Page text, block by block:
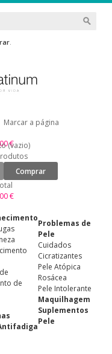
.
Marcar a página
€
(vazio)
Comprar
€
de
Problemas de
Pele
Cuidados
Cicratizantes
Pele Atópica
Rosácea
Pele Intolerante
Maquilhagem
Suplementos
Pele